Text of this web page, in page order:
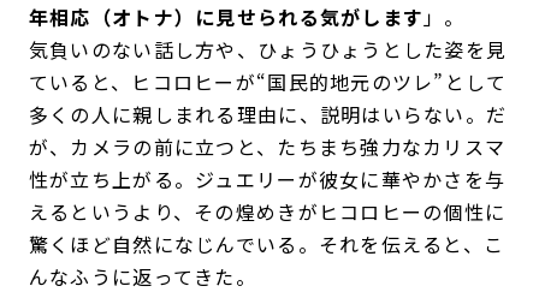
年相応（オトナ）に見せられる気がします 」。
気負いのない話し方や、ひょうひょうとした姿を見
ていると、ヒコロヒーが“国民的地元のツレ”として
多くの人に親しまれる理由に、説明はいらない。だ
が、カメラの前に立つと、たちまち強力なカリスマ
性が立ち上がる。ジュエリーが彼女に華やかさを与
えるというより、その煌めきがヒコロヒーの個性に
驚くほど自然になじんでいる。それを伝えると、こ
んなふうに返ってきた。